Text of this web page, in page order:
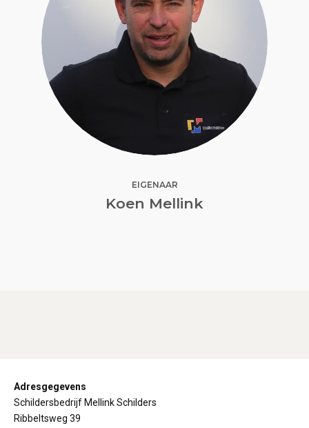
EIGENAAR
Koen Mellink
Adresgegevens
Schildersbedrijf Mellink Schilders
Ribbeltsweg 39